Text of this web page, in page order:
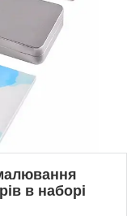
в наборі